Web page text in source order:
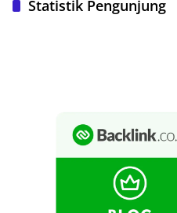
Statistik Pengunjung